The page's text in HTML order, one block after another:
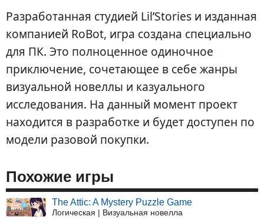
Разработанная студией Lil’Stories и изданная
компанией RoBot, игра создана специально
для ПК. Это полноценное одиночное
приключение, сочетающее в себе жанры
визуальной новеллы и казуального
исследования. На данный момент проект
находится в разработке и будет доступен по
модели разовой покупки.
Похожие игры
The Attic: A Mystery Puzzle Game
Логическая | Визуальная новелла